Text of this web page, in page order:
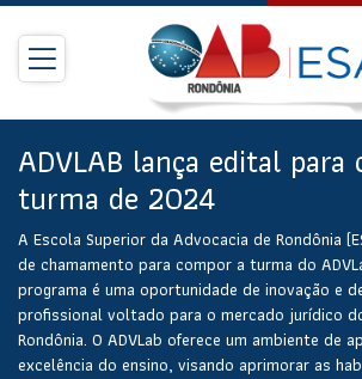
ADVLAB lança edital para
turma de 2024
A Escola Superior da Advocacia de Rondônia
de chamamento para compor a turma do
programa é uma oportunidade de inovação e
profissional voltado para o mercado jurídico
Rondônia. O ADVLab oferece um ambiente de
excelência do ensino, visando aprimorar as